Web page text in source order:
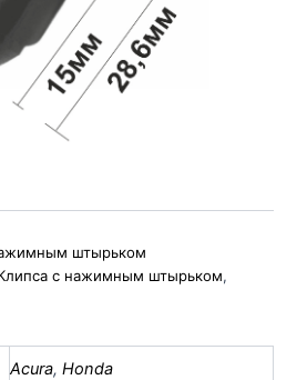
штырьком
с нажимным штырьком,
Acura, Honda